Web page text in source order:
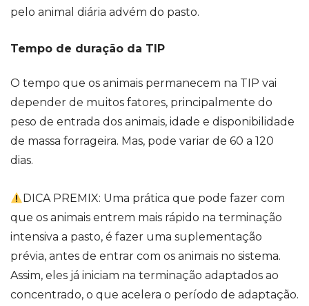
pelo animal diária advém do pasto.
Tempo de duração da TIP
O tempo que os animais permanecem na TIP vai
depender de muitos fatores, principalmente do
peso de entrada dos animais, idade e disponibilidade
de massa forrageira. Mas, pode variar de 60 a 120
dias.
DICA PREMIX: Uma prática que pode fazer com
que os animais entrem mais rápido na terminação
intensiva a pasto, é fazer uma suplementação
prévia, antes de entrar com os animais no sistema.
Assim, eles já iniciam na terminação adaptados ao
concentrado, o que acelera o período de adaptação.